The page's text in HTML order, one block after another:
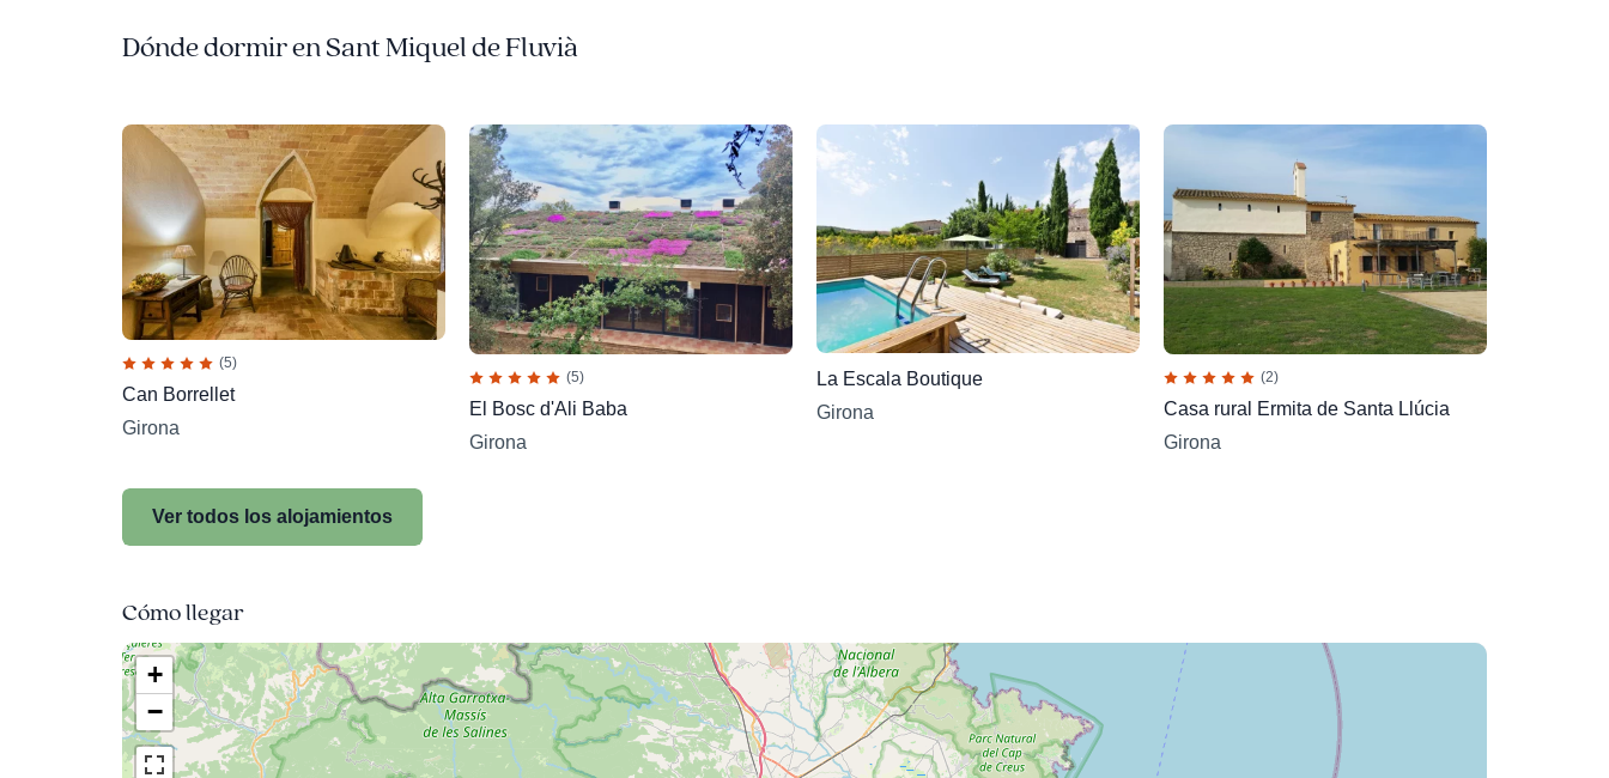
Dónde dormir en Sant Miquel de Fluvià
(5)
Can Borrellet
Girona
(5)
El Bosc d'Ali Baba
Girona
La Escala Boutique
Girona
(2)
Casa rural Ermita de Santa Llúcia
Girona
Ver todos los alojamientos
Cómo llegar
+
−